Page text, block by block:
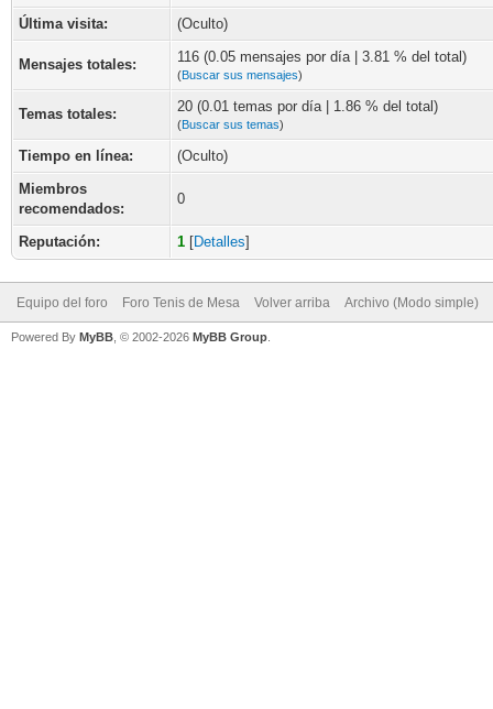
Última visita:
(Oculto)
Mensajes totales: 116 (0.05 mensajes por día | 3.81 % del total)
(Buscar sus mensajes)
Temas totales: 20 (0.01 temas por día | 1.86 % del total)
(Buscar sus temas)
Tiempo en línea:
(Oculto)
Miembros
recomendados:
0
Reputación: 1 [Detalles]
Equipo del foro Foro Tenis de Mesa Volver arriba Archivo (Modo simple)
Powered By MyBB , © 2002-2026 MyBB Group